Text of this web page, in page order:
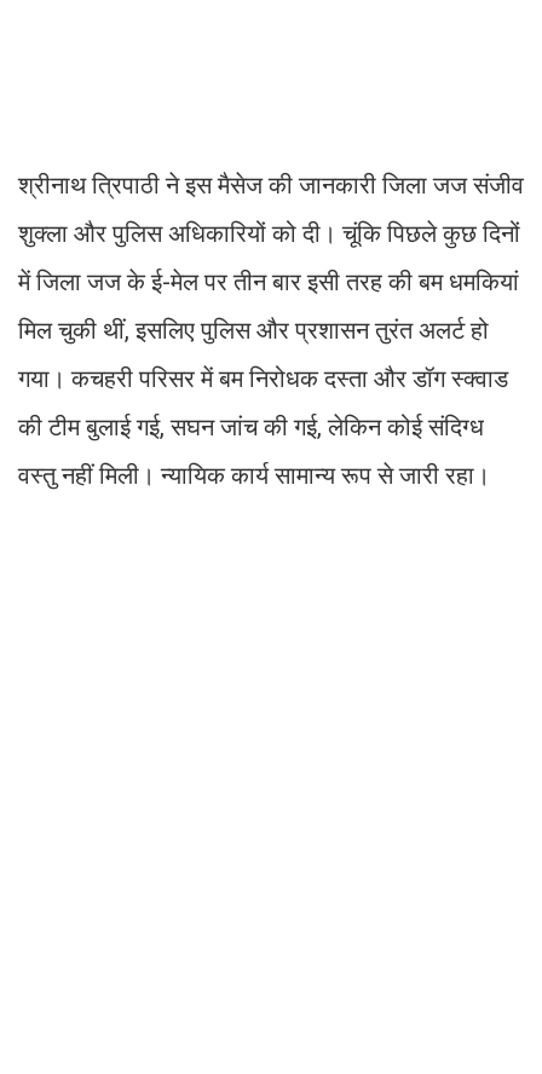
श्रीनाथ त्रिपाठी ने इस मैसेज की जानकारी जिला जज संजीव
शुक्ला और पुलिस अधिकारियों को दी। चूंकि पिछले कुछ दिनों
में जिला जज के ई-मेल पर तीन बार इसी तरह की बम धमकियां
मिल चुकी थीं, इसलिए पुलिस और प्रशासन तुरंत अलर्ट हो
गया। कचहरी परिसर में बम निरोधक दस्ता और डॉग स्क्वाड
की टीम बुलाई गई, सघन जांच की गई, लेकिन कोई संदिग्ध
वस्तु नहीं मिली। न्यायिक कार्य सामान्य रूप से जारी रहा।